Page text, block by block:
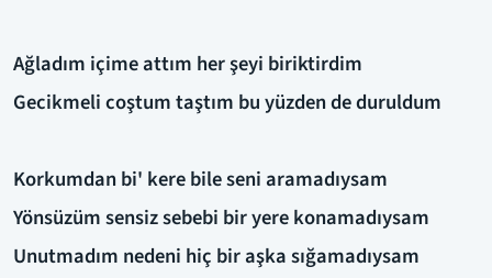
Ağladım içime attım her şeyi biriktirdim
Gecikmeli coştum taştım bu yüzden de duruldum
Korkumdan bi' kere bile seni aramadıysam
Yönsüzüm sensiz sebebi bir yere konamadıysam
Unutmadım nedeni hiç bir aşka sığamadıysam